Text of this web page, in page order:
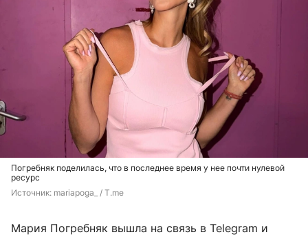
Погребняк поделилась, что в последнее время у нее почти нулевой
ресурс
Источник: mariapoga_ / T.me
Мария Погребняк вышла на связь в Telegram и